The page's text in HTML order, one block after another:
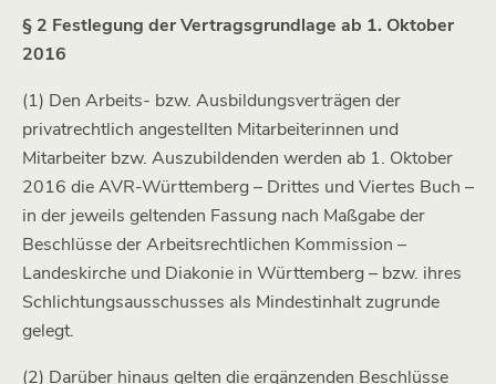
§ 2 Festlegung der Vertragsgrundlage ab 1. Oktober
2016
(1) Den Arbeits- bzw. Ausbildungsverträgen der
privatrechtlich angestellten Mitarbeiterinnen und
Mitarbeiter bzw. Auszubildenden werden ab 1. Oktober
2016 die AVR-Württemberg – Drittes und Viertes Buch –
in der jeweils geltenden Fassung nach Maßgabe der
Beschlüsse der Arbeitsrechtlichen Kommission –
Landeskirche und Diakonie in Württemberg – bzw. ihres
Schlichtungsausschusses als Mindestinhalt zugrunde
gelegt.
(2) Darüber hinaus gelten die ergänzenden Beschlüsse